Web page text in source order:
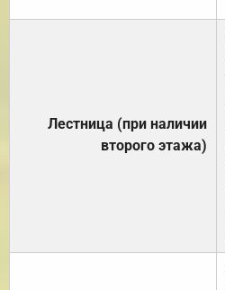
Лестница (при наличии
второго этажа)